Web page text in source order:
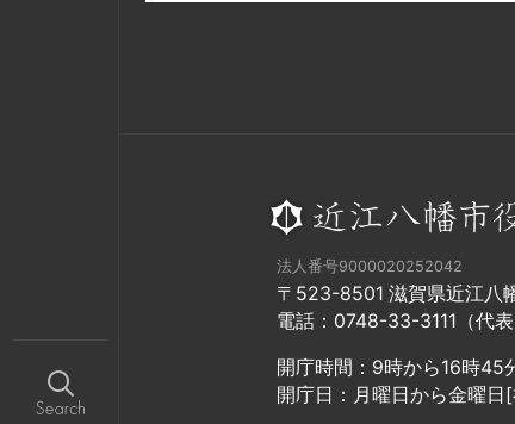
法人番号9000020252042
〒523-8501 滋賀県近江八
電話：0748-33-3111（代表
開庁時間：9時から16時45
開庁日：月曜日から金曜